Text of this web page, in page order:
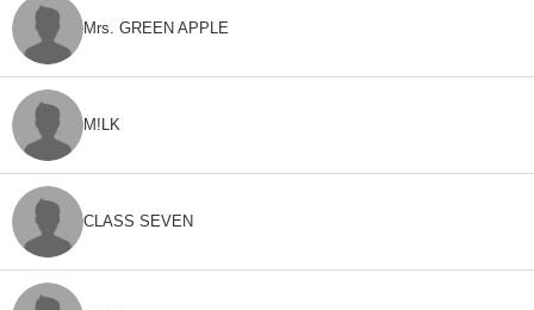
Mrs. GREEN APPLE
M!LK
CLASS SEVEN